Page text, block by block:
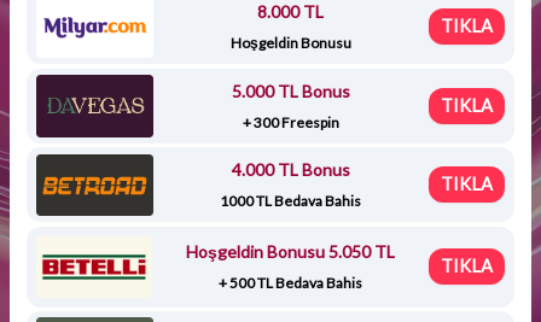
8.000 TL
Hoşgeldin Bonusu
TIKLA
5.000 TL Bonus
+ 300 Freespin
TIKLA
4.000 TL Bonus
1000 TL Bedava Bahis
TIKLA
Hoşgeldin Bonusu 5.050 TL
+ 500 TL Bedava Bahis
TIKLA